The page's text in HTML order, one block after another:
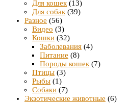
Для кошек (13)
Для собак (39)
Разное (56)
Видео (3)
Кошки (32)
Заболевания (4)
Питание (8)
Породы кошек (7)
Птицы (3)
Рыбы (1)
Собаки (7)
Экзотические животные (6)